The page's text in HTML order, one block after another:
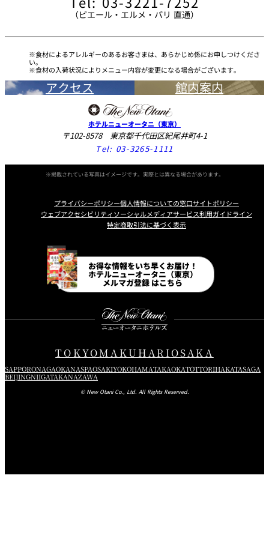
（ピエール・エルメ・パリ 直通）
食材によるアレルギーのあるお客さまは、あらかじめ係にお申しつけくださ
い。
食材の入荷状況によりメニュー内容が変更になる場合がございます。
アクセス 館内案内
ホテルニューオータニ（東京）
〒102-8578 東京都千代田区紀尾井町4-1
Tel: 03-3265-1111
※掲載されている写真はイメージです。実際とは異なる場合があります。
プライバシーポリシー個人情報についての窓口サイトポリシー
ウェブアクセシビリティソーシャルメディアサービス利用ガイドライン
特定商取引法に基づく表示
お得な情報をいち早くお届け！
ホテルニューオータニ（東京）
メルマガ登録 はこちら
TOKYOMAKUHARIOSAKA
SAPPORONAGAOKANASPAOSAKIYOKOHAMATAKAOKATOTTORIHAKATASAGA
BEIJINGNIIGATAKANAZAWA
© New Otani Co., Ltd. All Rights Reserved.